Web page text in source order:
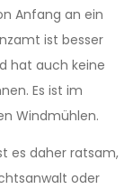
Anfang an ein
ist besser
hat auch keine
Es ist im
Windmühlen.
es daher ratsam,
oder